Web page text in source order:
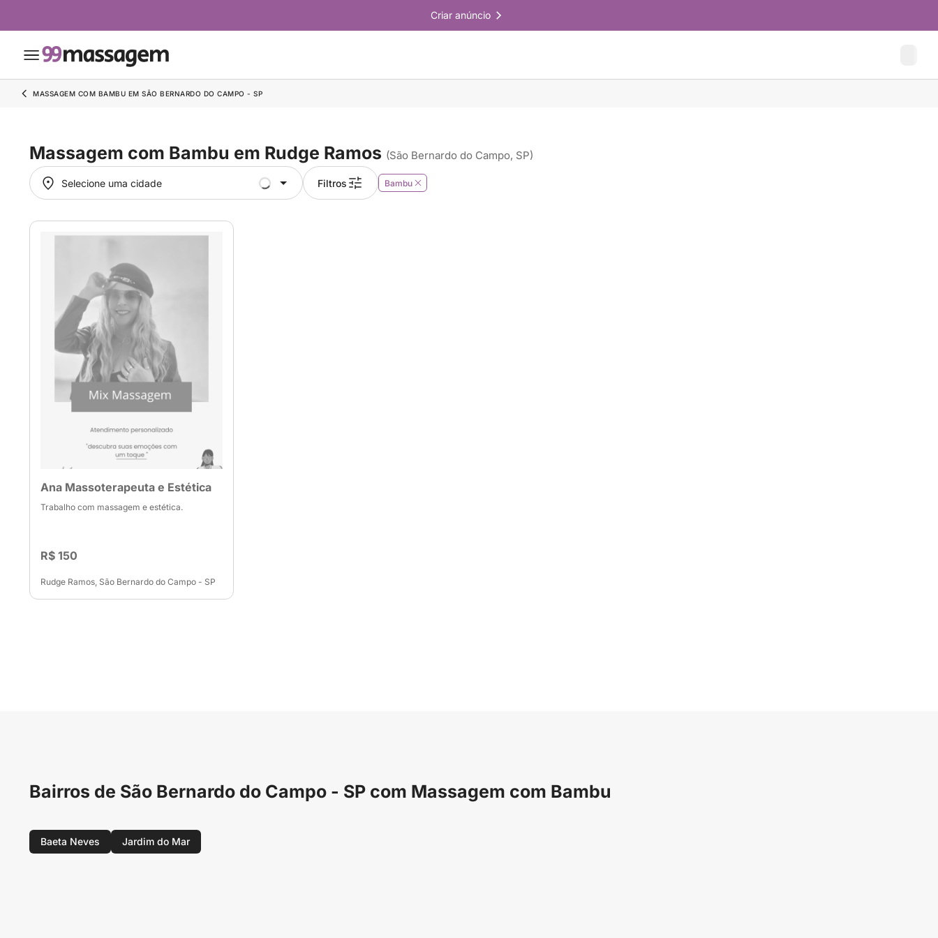
Criar anúncio
MASSAGEM COM BAMBU EM SÃO BERNARDO DO CAMPO - SP
Massagem com Bambu em Rudge Ramos (São Bernardo do Campo, SP)
Selecione uma cidade
Selecione uma cidade Filtros Bambu
Ana Massoterapeuta e Estética
Trabalho com massagem e estética.
R$ 150
Rudge Ramos, São Bernardo do Campo - SP
Bairros de São Bernardo do Campo - SP com Massagem com Bambu
Baeta Neves Jardim do Mar